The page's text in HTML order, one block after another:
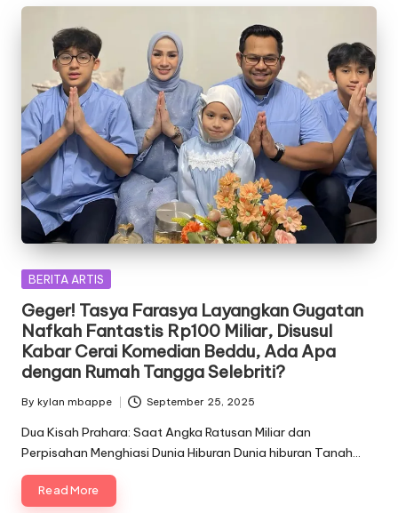
Posted
BERITA ARTIS
Geger! Tasya Farasya Layangkan Gugatan
Nafkah Fantastis Rp100 Miliar, Disusul
Kabar Cerai Komedian Beddu, Ada Apa
dengan Rumah Tangga Selebriti?
Posted
by
By kylan mbappe September 25, 2025
Dua Kisah Prahara: Saat Angka Ratusan Miliar dan
Perpisahan Menghiasi Dunia Hiburan Dunia hiburan Tanah…
Read More